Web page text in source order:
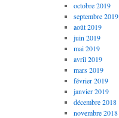
octobre 2019
septembre 2019
août 2019
juin 2019
mai 2019
avril 2019
mars 2019
février 2019
janvier 2019
décembre 2018
novembre 2018